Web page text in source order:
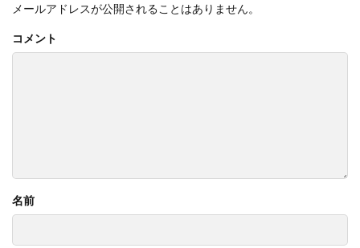
メールアドレスが公開されることはありません。
コメント
名前